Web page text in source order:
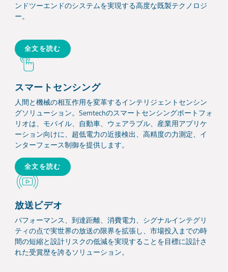
ンドツーエンドのシステムを実現する高度な既製テクノロジ
ー。
全文を読む
スマートセンシング
人間と機械の相互作用を変革するインテリジェントセンシン
グソリューション。Semtechのスマートセンシングポートフォ
リオは、モバイル、自動車、ウェアラブル、産業用アプリケ
ーション向けに、超低電力の近接検出、高精度の力測定、イ
ンターフェース制御を提供します。
全文を読む
放送ビデオ
パフォーマンス、到達距離、消費電力、シグナルインテグリ
ティの点で実世界の放送の限界を拡張し、市場投入までの時
間の短縮と設計リスクの低減を実現することを目標に設計さ
れた受賞歴を誇るソリューション。